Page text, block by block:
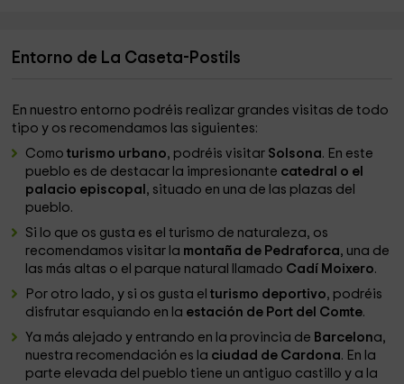
Entorno de La Caseta-Postils
En nuestro entorno podréis realizar grandes visitas de todo
tipo y os recomendamos las siguientes:
Comoturismo urbano, podréis visitar Solsona. En este
pueblo es de destacar la impresionante catedral o el
palacio episcopal , situado en una de las plazas del
pueblo.
Si lo que os gusta es el turismo de naturaleza, os
recomendamos visitar la montaña de Pedraforca, una de
las más altas o el parque natural llamado Cadí Moixero.
Por otro lado, y si os gusta el turismo deportivo, podréis
disfrutar esquiando en la estación de Port del Comte.
Ya más alejado y entrando en la provincia de Barcelona,
nuestra recomendación es la ciudad de Cardona. En la
parte elevada del pueblo tiene un antiguo castillo y a la